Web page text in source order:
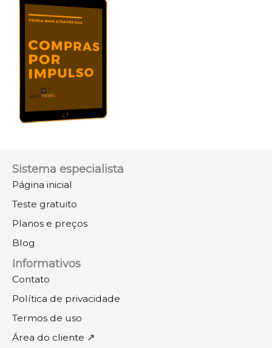
Sistema especialista
Página inicial
Teste gratuito
Planos e preços
Blog
Informativos
Contato
Política de privacidade
Termos de uso
Área do cliente ↗